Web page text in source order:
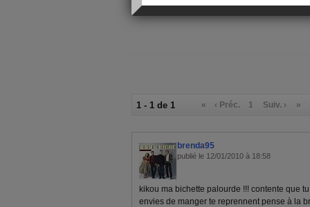
au réveil...LOL !
1 - 1 de 1 « ‹ Préc. 1 Suiv. › »
brenda95
publié le 12/01/2010 à 18:58
kikou ma bichette palourde !!! contente que
envies de manger te reprennent pense à la